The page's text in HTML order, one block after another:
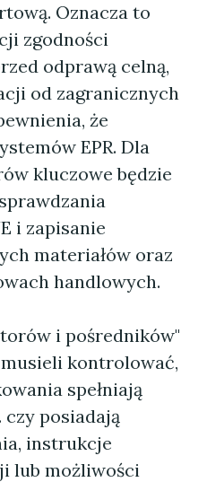
Oznacza to
zgodności
odprawą celną,
od zagranicznych
że
EPR. Dla
kluczowe będzie
i zapisanie
materiałów oraz
handlowych.
i pośredników"
kontrolować,
spełniają
czy posiadają
instrukcje
lub możliwości